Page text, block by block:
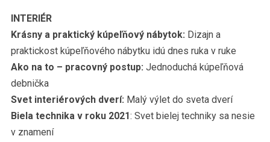
INTERIÉR
Krásny a praktický kúpeľňový nábytok: Dizajn a
praktickost kúpeľňového nábytku idú dnes ruka v ruke
Ako na to – pracovný postup: Jednoduchá kúpeľňová
debnička
Svet interiérových dverí: Malý výlet do sveta dverí
Biela technika v roku 2021: Svet bielej techniky sa nesie
v znamení